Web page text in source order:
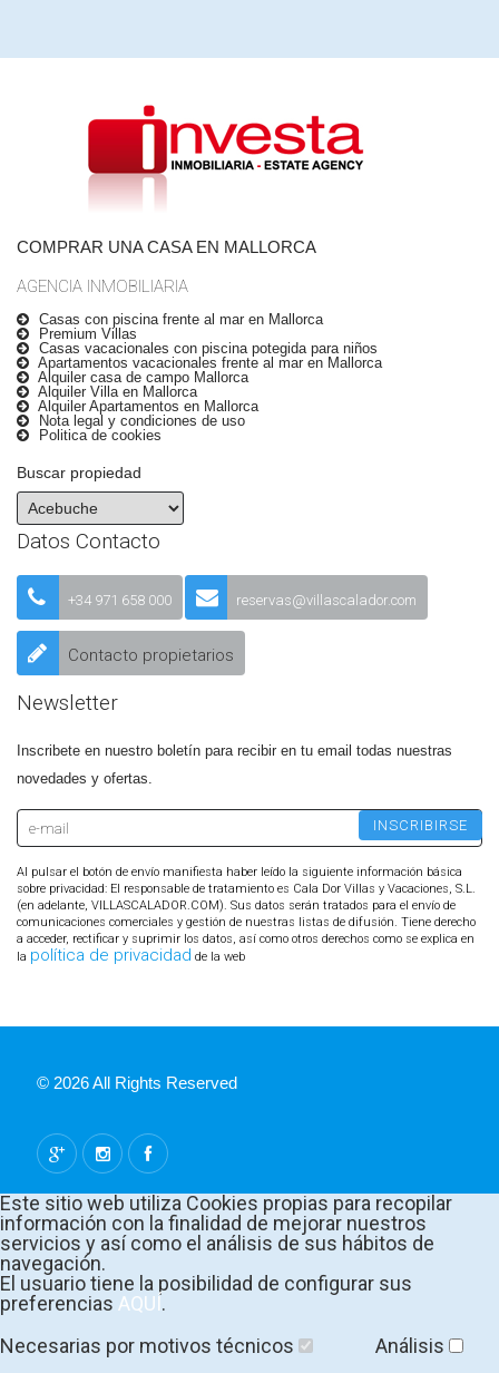
COMPRAR UNA CASA EN MALLORCA
AGENCIA INMOBILIARIA
Casas con piscina frente al mar en Mallorca
Premium Villas
Casas vacacionales con piscina potegida para niños
Apartamentos vacacionales frente al mar en Mallorca
Alquiler casa de campo Mallorca
Alquiler Villa en Mallorca
Alquiler Apartamentos en Mallorca
Nota legal y condiciones de uso
Politica de cookies
Buscar propiedad
Datos Contacto
+34 971 658 000 reservas@villascalador.com
Contacto propietarios
Newsletter
Inscribete en nuestro boletín para recibir en tu email todas nuestras
novedades y ofertas.
Al pulsar el botón de envío manifiesta haber leído la siguiente información básica
sobre privacidad: El responsable de tratamiento es Cala Dor Villas y Vacaciones, S.L.
(en adelante, VILLASCALADOR.COM). Sus datos serán tratados para el envío de
comunicaciones comerciales y gestión de nuestras listas de difusión. Tiene derecho
a acceder, rectificar y suprimir los datos, así como otros derechos como se explica en
la política de privacidad de la web
© 2026 All Rights Reserved
Este sitio web utiliza Cookies propias para recopilar
información con la finalidad de mejorar nuestros
servicios y así como el análisis de sus hábitos de
navegación.
El usuario tiene la posibilidad de configurar sus
preferencias AQUÍ.
Necesarias por motivos técnicos
Análisis